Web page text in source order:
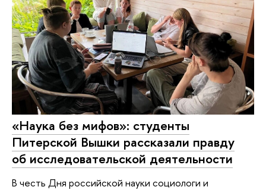
«Наука без мифов»: студенты
Питерской Вышки рассказали правду
об исследовательской деятельности
В честь Дня российской науки социологи и